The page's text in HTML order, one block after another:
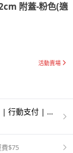
附蓋-粉色(適
活動賣場
行動支付 | 超
$75